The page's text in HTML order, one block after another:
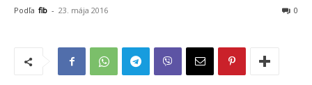
Podľa fib - 23. mája 2016 0